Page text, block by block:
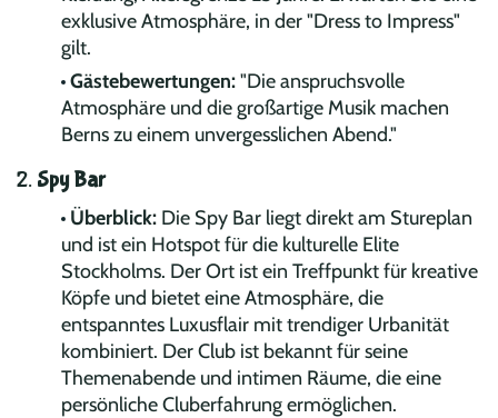
exklusive Atmosphäre, in der "Dress to Impress"
gilt.
Gästebewertungen:"Die anspruchsvolle
Atmosphäre und die großartige Musik machen
Berns zu einem unvergesslichen Abend."
2. Spy Bar
Überblick: Die Spy Bar liegt direkt am Stureplan
und ist ein Hotspot für die kulturelle Elite
Stockholms. Der Ort ist ein Treffpunkt für kreative
Köpfe und bietet eine Atmosphäre, die
entspanntes Luxusflair mit trendiger Urbanität
kombiniert. Der Club ist bekannt für seine
Themenabende und intimen Räume, die eine
persönliche Cluberfahrung ermöglichen.